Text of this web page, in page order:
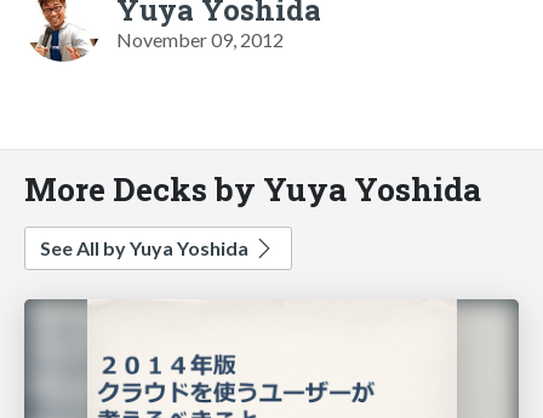
Yuya Yoshida
November 09, 2012
More Decks by Yuya Yoshida
See All by Yuya Yoshida